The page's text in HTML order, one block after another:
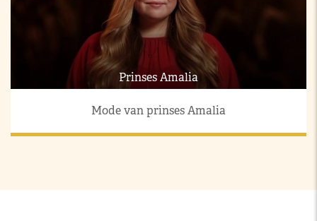
Prinses Amalia
Mode van prinses Amalia